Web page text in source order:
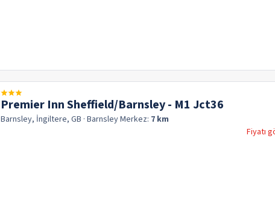
Premier Inn Sheffield/Barnsley - M1 Jct36
Barnsley, İngiltere, GB · BarnsleyMerkez: 7 km
Fiyatı